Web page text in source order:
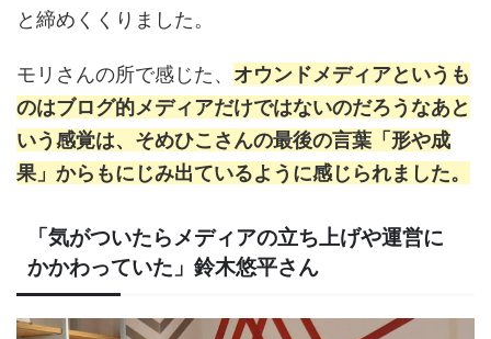
と締めくくりました。
モリさんの所で感じた、 オウンドメディアというも
のはブログ的メディアだけではないのだろうなあと
いう感覚は、そめひこさんの最後の言葉「形や成
果」からもにじみ出ているように感じられました。
「気がついたらメディアの立ち上げや運営に
かかわっていた」鈴木悠平さん